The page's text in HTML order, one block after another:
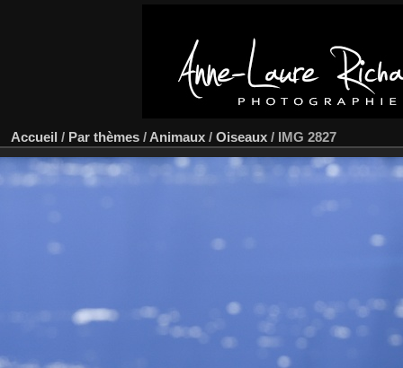
Accueil / Par thèmes / Animaux / Oiseaux / IMG 2827